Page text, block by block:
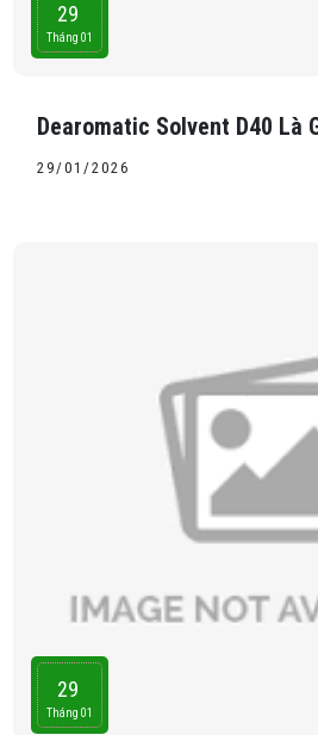
29
Tháng 01
Dearomatic Solvent D40 Là
29/01/2026
29
Tháng 01